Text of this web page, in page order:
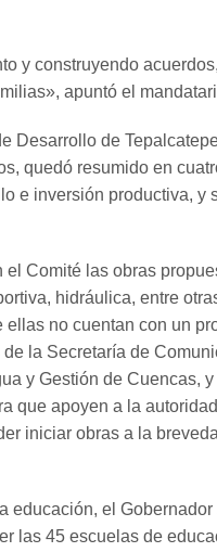
y construyendo
apuntó el
Desarrollo de
quedó resumido en
e inversión productiva, y
Comité las obras
hidráulica, entre
no cuentan con un
la Secretaría de
y Gestión de Cuencas, y
que apoyen a la autoridad
iniciar obras a la
educación, el
las 45 escuelas de